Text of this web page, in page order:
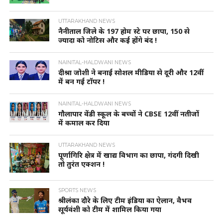
UTTARAKHAND NEWS
नैनीताल जिले के 197 होम स्टे पर छापा, 150 से
ज्यादा को नोटिस और कई होंगे बंद !
NAINITAL-HALDWANI NEWS
दीश्रा जोशी ने बनाई सोशल मीडिया से दूरी और 12वीं
में बन गई टॉपर !
NAINITAL-HALDWANI NEWS
गौलापार वेंडी स्कूल के बच्चों ने CBSE 12वीं नतीजों
में कमाल कर दिया
UTTARAKHAND NEWS
पूर्णागिरि क्षेत्र में खाद्य विभाग का छापा, गंदगी दिखी
तो तुरंत एक्शन !
SPORTS NEWS
श्रीलंका दौरे के लिए टीम इंडिया का ऐलान, वैभव
सूर्यवंशी को टीम में शामिल किया गया